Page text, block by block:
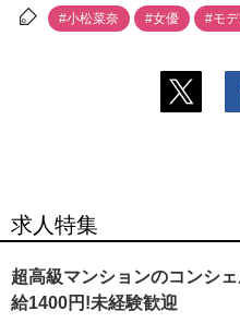
#小松菜奈 #女優 #モ
求人特集
超高級マンションのコンシ
給1400円!未経験歓迎